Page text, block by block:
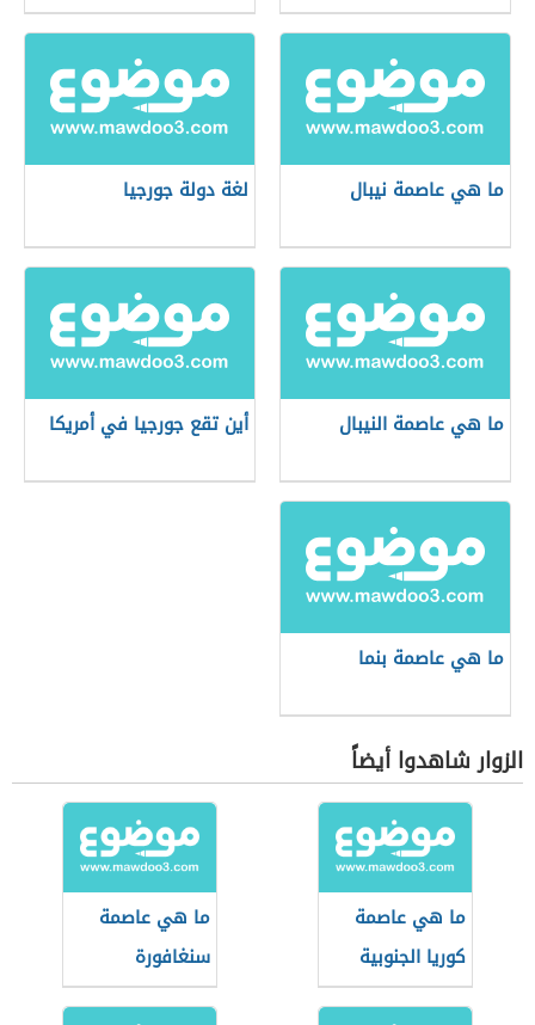
ما هي عاصمة نيبال لغة دولة جورجيا
ما هي عاصمة النيبال أين تقع جورجيا في أمريكا
ما هي عاصمة بنما
الزوار شاهدوا أيضاً
ما هي عاصمة
كوريا الجنوبية
ما هي عاصمة
سنغافورة